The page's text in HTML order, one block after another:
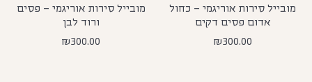
מובייל סירות אוריגמי – כחול
אדום פסים דקים
₪300.00
מובייל סירות אוריגמי – פסים
ורוד לבן
₪300.00